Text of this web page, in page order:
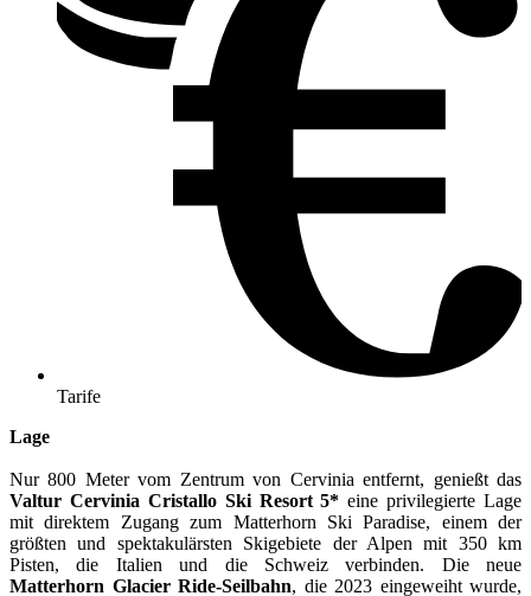
Tarife
Lage
Nur 800 Meter vom Zentrum von Cervinia entfernt, genießt das
Valtur Cervinia Cristallo Ski Resort 5* eine privilegierte Lage
mit direktem Zugang zum Matterhorn Ski Paradise, einem der
größten und spektakulärsten Skigebiete der Alpen mit 350 km
Pisten, die Italien und die Schweiz verbinden. Die neue
Matterhorn Glacier Ride-Seilbahn, die 2023 eingeweiht wurde,